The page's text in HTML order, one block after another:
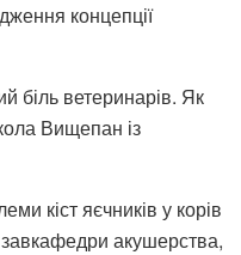
концепції
біль ветеринарів. Як
Вищепан із
кіст яєчників у корів
акушерства,